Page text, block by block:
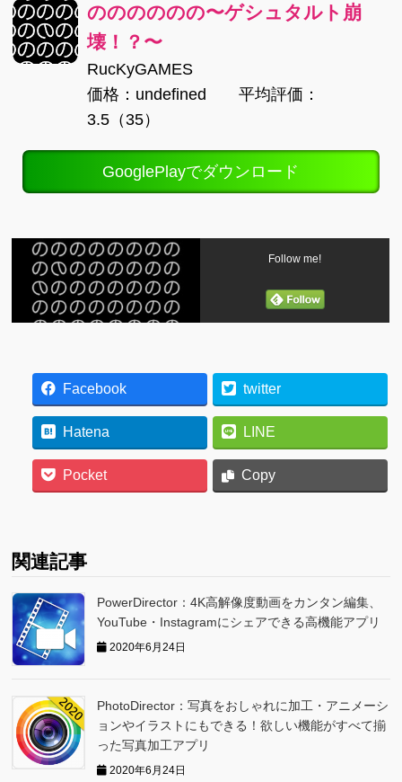
のののののの〜ゲシュタルト崩
壊！？〜
RucKyGAMES
価格：undefined 平均評価：
3.5（35）
GooglePlayでダウンロード
Follow me!
Facebook twitter
Hatena LINE
Pocket Copy
関連記事
PowerDirector：4K高解像度動画をカンタン編集、
YouTube・Instagramにシェアできる高機能アプリ
2020年6月24日
PhotoDirector：写真をおしゃれに加工・アニメーシ
ョンやイラストにもできる！欲しい機能がすべて揃
った写真加工アプリ
2020年6月24日